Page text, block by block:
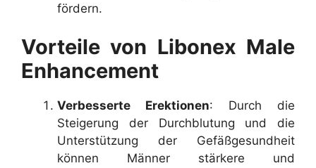
fördern.
Vorteile von Libonex Male
Enhancement
Verbesserte Erektionen: Durch die
Steigerung der Durchblutung und die
Unterstützung der Gefäßgesundheit
können Männer stärkere und